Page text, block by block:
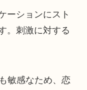
ーションにスト
。刺激に対する
敏感なため、恋